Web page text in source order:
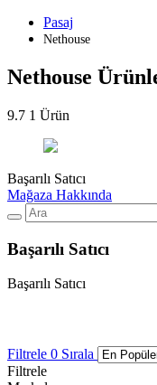
Pasaj
Nethouse
Nethouse
9.7 1 Ürün
Başarılı Satıcı
Mağaza Hakkında
Başarılı Satıcı
Başarılı Satıcı
Filtrele 0 Sırala
Filtrele